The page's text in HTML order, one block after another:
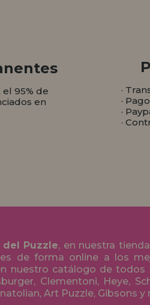
el 95% de
en
·
·
·
·
del Puzzle, en nuestra
de forma online a los
nuestro catálogo de todos
Clementoni, Heye,
Art Puzzle, Gibsons y